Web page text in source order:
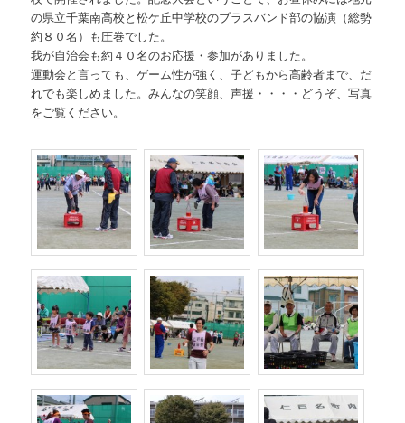
の県立千葉南高校と松ケ丘中学校のブラスバンド部の協演（総勢
約８０名）も圧巻でした。
我が自治会も約４０名のお応援・参加がありました。
運動会と言っても、ゲーム性が強く、子どもから高齢者まで、だ
れでも楽しめました。みんなの笑顔、声援・・・・どうぞ、写真
をご覧ください。